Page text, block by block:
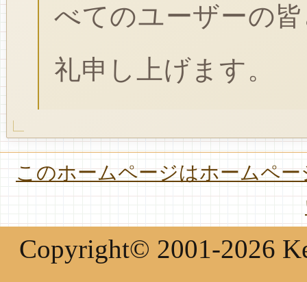
べてのユーザーの
礼申し上げます。
このホームページはホームペ
Copyright© 2001-2026